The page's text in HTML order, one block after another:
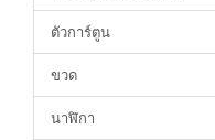
ตัวการ์ตูน
ขวด
นาฬิกา